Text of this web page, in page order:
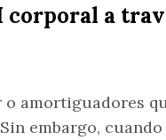
a
amortiguadores
embargo,